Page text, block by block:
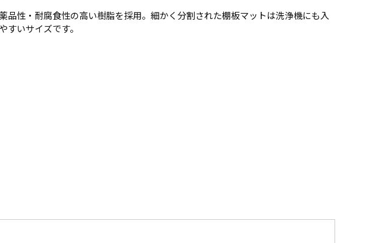
品性・耐腐食性の高い樹脂を採用。細かく分割された棚板マットは洗浄機にも入
すいサイズです。